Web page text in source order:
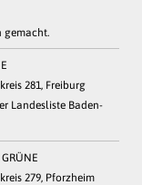
gemacht.
281, Freiburg
Landesliste Baden-
279, Pforzheim